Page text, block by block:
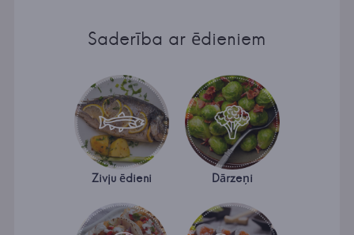
Saderība ar ēdieniem
Zivju ēdieni Dārzeņi